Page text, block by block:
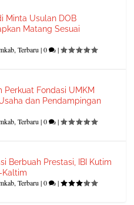
Minta Usulan DOB
Matang Sesuai
,Terbaru |0 |
Perkuat Fondasi UMKM
dan Pendampingan
,Terbaru |0 |
Berbuah Prestasi, IBI Kutim
Kaltim
,Terbaru |0 |